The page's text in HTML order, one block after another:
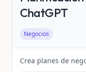
ChatGPT
Negocios
Crea planes de